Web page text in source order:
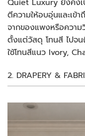
Quiet Luxury ยังคง
ตีความให้อบอุ่นและเข้
จากของแพงหรือความ
ตั้งแต่วัสดุ โทนสี ไปจ
ใช้โทนสีแนว Ivory,
2. DRAPERY &